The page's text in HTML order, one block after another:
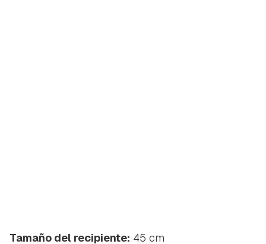
Para poder guardar como favorito, primero has de
Tamaño del recipiente: 45 cm